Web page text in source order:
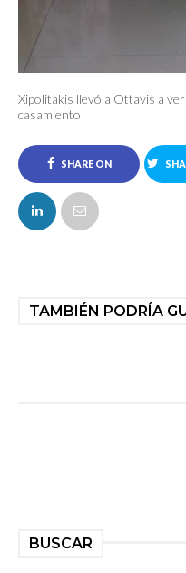
Xipolitakis llevó a Ottavis a
casamiento
SHARE ON
FACEBOOK
TAMBIÉN PODRÍA
BUSCAR